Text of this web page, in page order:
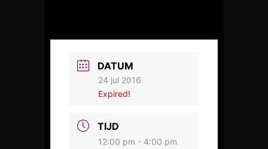
DATUM
24 jul 2016
Expired!
TIJD
12:00 pm - 4:00 pm